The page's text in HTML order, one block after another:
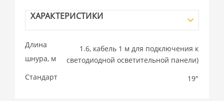
ХАРАКТЕРИСТИКИ
Длина
шнура, м
1.6, кабель 1 м для подключения к
светодиодной осветительной панели)
Стандарт
19"